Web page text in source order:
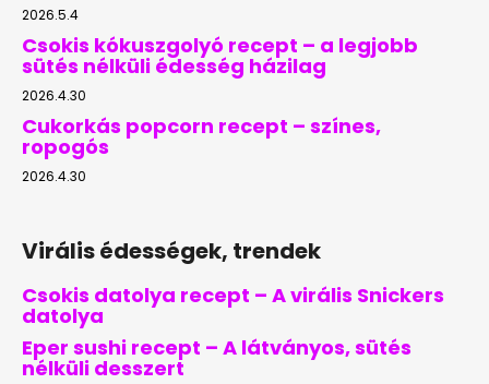
2026.5.4
Csokis kókuszgolyó recept – a legjobb
sütés nélküli édesség házilag
2026.4.30
Cukorkás popcorn recept – színes,
ropogós
2026.4.30
Virális édességek, trendek
Csokis datolya recept – A virális Snickers
datolya
Eper sushi recept – A látványos, sütés
nélküli desszert